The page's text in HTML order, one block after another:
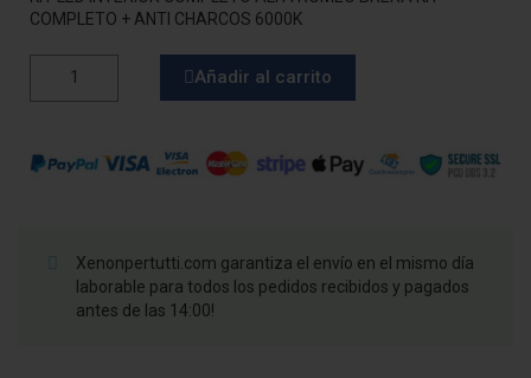
COMPLETO + ANTI CHARCOS 6000K
Añadir al carrito
Xenonpertutti.com garantiza el envío en el mismo día
laborable para todos los pedidos recibidos y pagados
antes de las 14:00!